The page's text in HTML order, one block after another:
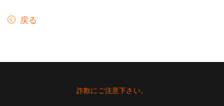
戻る
詐欺にご注意下さい。